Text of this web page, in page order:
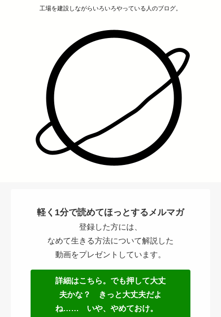
工場を建設しながらいろいろやっている人のブログ。
軽く1分で読めてほっとするメルマガ
登録した方には、
なめて生きる方法について解説した
動画をプレゼントしています。
詳細はこちら。でも押して大丈
夫かな？ きっと大丈夫だよ
ね…… いや、やめておけ。